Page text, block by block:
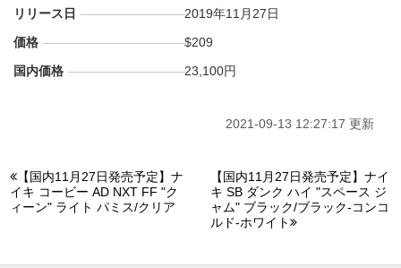
リリース日
2019年11月27日
価格
$209
国内価格
23,100円
2021-09-13 12:27:17 更新
【国内11月27日発売予定】ナ
イキ コービー AD NXT FF "ク
ィーン" ライト パミス/クリア
【国内11月27日発売予定】ナイ
キ SB ダンク ハイ "スペース ジ
ャム" ブラック/ブラック-コンコ
ルド-ホワイト